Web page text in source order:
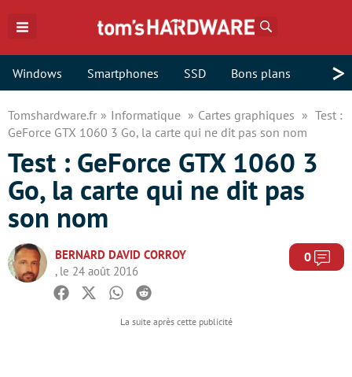
Windows Smartphones SSD Bons plans >
Tomshardware.fr Informatique Cartes graphiques
Test :
GeForce GTX 1060 3 Go, la carte qui ne dit pas son nom
Test : GeForce GTX 1060 3
Go, la carte qui ne dit pas
son nom
BERNARD DAVID CORROY
, le 24 août 2016
0
Facebook
TwitterWhatsapp
Reddit